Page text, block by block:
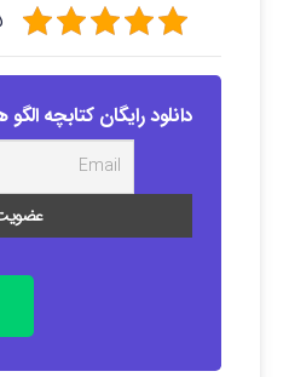
دانلود رایگان کتابچه